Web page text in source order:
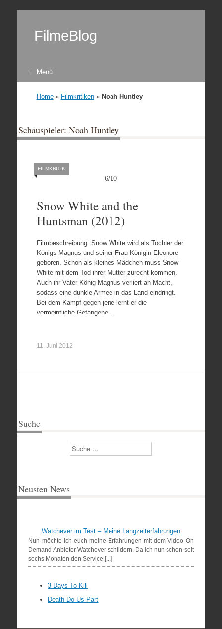
FilmeBlog
Menü
Home» Filmkritiken» Noah Huntley
Schauspieler: Noah Huntley
6/10
FILMKRITIK
Snow White and the
Huntsman (2012)
Filmbeschreibung: Snow White wird als Tochter der
Königs Magnus und seiner Frau Königin Eleonore
geboren. Schon als kleines Mädchen muss Snow
White mit dem Tod ihrer Mutter zurecht kommen.
Auch ihr Vater König Magnus verliert an Macht,
sodass eine dunkle Armee in das Land eindringt.
Bei dem Kampf gegen jene lernt er die
vermeintliche Gefangene…
11. Juni 2012
Suche
Suchen
Neusten News
Watchever im Test – Meine Langzeiterfahrungen
Nun möchte ich euch meine Erfahrungen mit dem Video On
Demand Anbieter Watchever schildern. Da ich nun schon seit
sechs Monaten den Service [...]
3 Days To Kill
Death Do Us Part